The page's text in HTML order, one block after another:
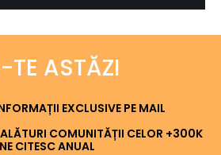
TE ASTĂZI
EXCLUSIVE PE MAIL
COMUNITĂȚII CELOR +300K
CITESC ANUAL